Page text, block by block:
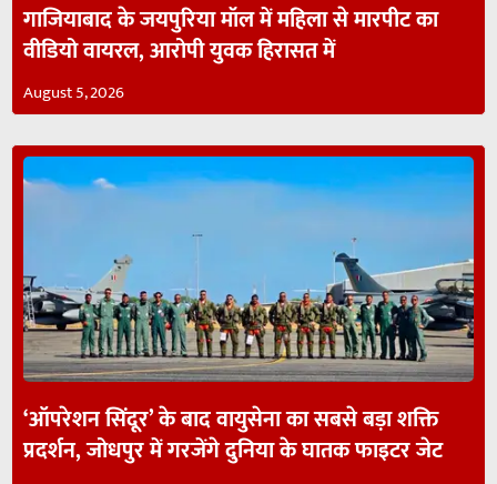
गाजियाबाद के जयपुरिया मॉल में महिला से मारपीट का
वीडियो वायरल, आरोपी युवक हिरासत में
August 5, 2026
‘ऑपरेशन सिंदूर’ के बाद वायुसेना का सबसे बड़ा शक्ति
प्रदर्शन, जोधपुर में गरजेंगे दुनिया के घातक फाइटर जेट